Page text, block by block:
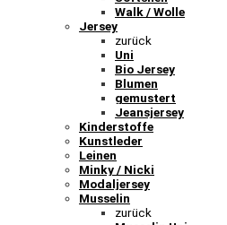
Walk / Wolle
Jersey
zurück
Uni
Bio Jersey
Blumen
gemustert
Jeansjersey
Kinderstoffe
Kunstleder
Leinen
Minky / Nicki
Modaljersey
Musselin
zurück